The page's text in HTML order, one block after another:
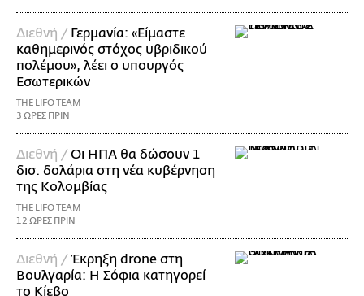
Διεθνή / Γερμανία: «Είμαστε
καθημερινός στόχος υβριδικού
πολέμου», λέει ο υπουργός
Εσωτερικών
THE LIFO TEAM
3 ΩΡΕΣ ΠΡΙΝ
Διεθνή /Οι ΗΠΑ θα δώσουν 1
δισ. δολάρια στη νέα κυβέρνηση
της Κολομβίας
THE LIFO TEAM
12 ΩΡΕΣ ΠΡΙΝ
Διεθνή /Έκρηξη drone στη
Βουλγαρία: Η Σόφια κατηγορεί
το Κίεβο